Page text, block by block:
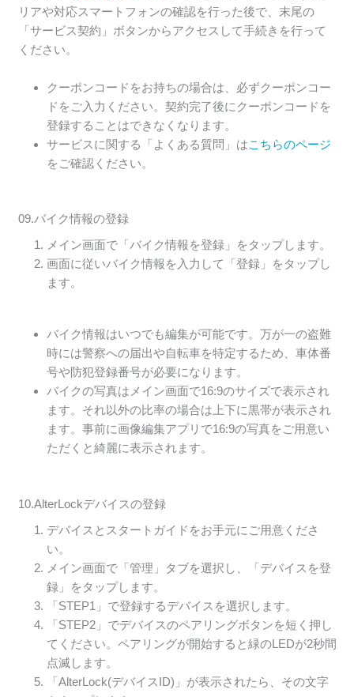
リアや対応スマートフォンの確認を行った後で、末尾の
「サービス契約」ボタンからアクセスして手続きを行って
ください。
クーポンコードをお持ちの場合は、必ずクーポンコー
ドをご入力ください。契約完了後にクーポンコードを
登録することはできなくなります。
サービスに関する「よくある質問」はこちらのページ
をご確認ください。
09.バイク情報の登録
メイン画面で「バイク情報を登録」をタップします。
画面に従いバイク情報を入力して「登録」をタップし
ます。
バイク情報はいつでも編集が可能です。万が一の盗難
時には警察への届出や自転車を特定するため、車体番
号や防犯登録番号が必要になります。
バイクの写真はメイン画面で16:9のサイズで表示され
ます。それ以外の比率の場合は上下に黒帯が表示され
ます。事前に画像編集アプリで16:9の写真をご用意い
ただくと綺麗に表示されます。
10.AlterLockデバイスの登録
デバイスとスタートガイドをお手元にご用意くださ
い。
メイン画面で「管理」タブを選択し、「デバイスを登
録」をタップします。
「STEP1」で登録するデバイスを選択します。
「STEP2」でデバイスのペアリングボタンを短く押し
てください。ペアリングが開始すると緑のLEDが2秒間
点滅します。
「AlterLock(デバイスID)」が表示されたら、その文字